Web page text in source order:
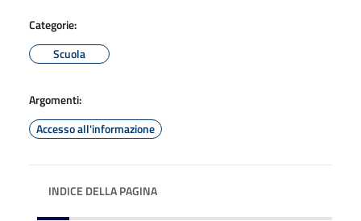
Categorie:
Scuola
Argomenti:
Accesso all'informazione
INDICE DELLA PAGINA